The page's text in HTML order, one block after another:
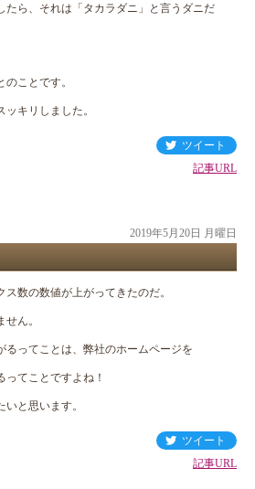
たら、それは「タカラダニ」と言うダニだ
ことです。
キリしました。
ツイート
記事URL
2019年5月20日 月曜日
数の数値が上がってきたのだ。
ん。
るってことは、弊社のホームページを
ってことですよね！
と思います。
ツイート
記事URL